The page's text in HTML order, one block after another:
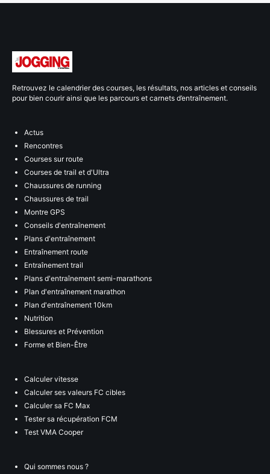
Retrouvez le calendrier des courses, les résultats, nos articles et conseils
pour bien courir ainsi que les parcours et carnets d’entraînement.
Actus
Rencontres
Courses sur route
Courses de trail et d'Ultra
Chaussures de running
Chaussures de trail
Montre GPS
Conseils d'entraînement
Plans d'entraînement
Entraînement route
Entraînement trail
Plans d'entraînement semi-marathons
Plan d'entraînement marathon
Plan d'entraînement 10km
Nutrition
Blessures et Prévention
Forme et Bien-Être
Calculer vitesse
Calculer ses valeurs FC cibles
Calculer sa FC Max
Tester sa récupération FCM
Test VMA Cooper
Qui sommes nous ?